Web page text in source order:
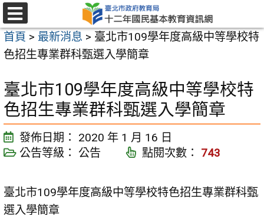
跳
至
主
要
內
容
區
選
單
首頁 > 最新消息 > 臺北市109學年度高級中等學校特
色招生專業群科甄選入學簡章
臺北市109學年度高級中等學校特
色招生專業群科甄選入學簡章
發佈日期：
2020 年 1 月 16 日
公告等級：
公告 點閱次數： 743
臺北市109學年度高級中等學校特色招生專業群科甄
選入學簡章